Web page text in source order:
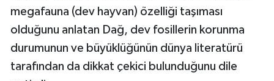
megafauna (dev hayvan) özelliği taşıması
olduğunu anlatan Dağ, dev fosillerin korunma
durumunun ve büyüklüğünün dünya literatürü
tarafından da dikkat çekici bulunduğunu dile